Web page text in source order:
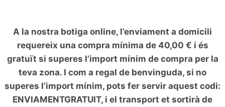
A la nostra botiga online, l’enviament a domicili
requereix una compra mínima de 40,00 € i és
gratuït si superes l’import mínim de compra per la
teva zona. I com a regal de benvinguda, si no
superes l’import mínim, pots fer servir aquest codi:
ENVIAMENTGRATUIT, i el transport et sortirà de